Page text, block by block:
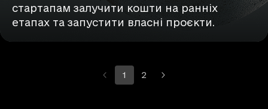
стартапам залучити кошти на ранніх
етапах та запустити власні проєкти.
1 2